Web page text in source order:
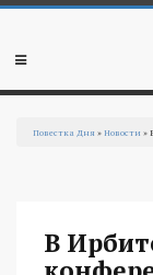
Перейти к основному
Мобильное
Повестка Дня »Новости »
В